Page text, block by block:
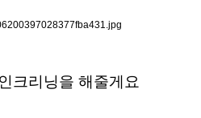
크리닝을 해줄게요